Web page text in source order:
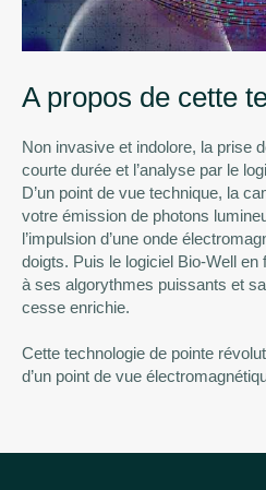
A propos de cette
Non invasive et indolore, la prise
courte durée et l’analyse par le
D’un point de vue technique, la
votre émission de photons
l’impulsion d’une onde
doigts. Puis le logiciel Bio-Well en
à ses algorythmes puissants et
cesse enrichie.
Cette technologie de pointe
d’un point de vue